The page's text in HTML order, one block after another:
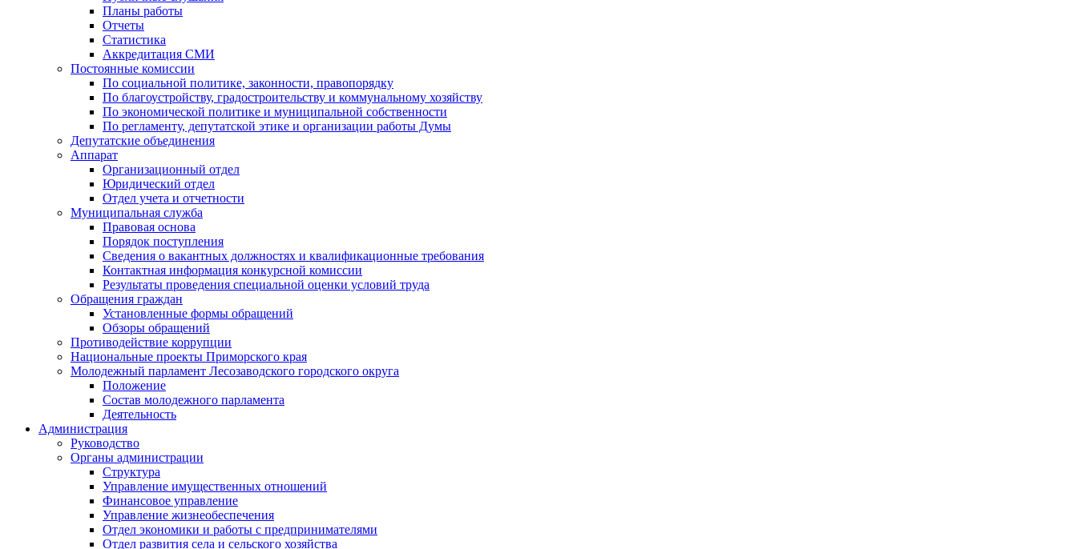
Планы работы
Отчеты
Статистика
Аккредитация СМИ
Постоянные комиссии
По социальной политике, законности, правопорядку
По благоустройству, градостроительству и коммунальному хозяйству
По экономической политике и муниципальной собственности
По регламенту, депутатской этике и организации работы Думы
Депутатские объединения
Аппарат
Организационный отдел
Юридический отдел
Отдел учета и отчетности
Муниципальная служба
Правовая основа
Порядок поступления
Сведения о вакантных должностях и квалификационные требования
Контактная информация конкурсной комиссии
Результаты проведения специальной оценки условий труда
Обращения граждан
Установленные формы обращений
Обзоры обращений
Противодействие коррупции
Национальные проекты Приморского края
Молодежный парламент Лесозаводского городского округа
Положение
Состав молодежного парламента
Деятельность
Администрация
Руководство
Органы администрации
Структура
Управление имущественных отношений
Финансовое управление
Управление жизнеобеспечения
Отдел экономики и работы с предпринимателями
Отдел развития села и сельского хозяйства